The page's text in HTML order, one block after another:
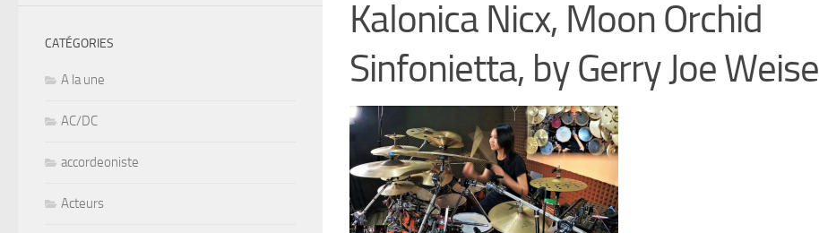
Kalonica Nicx, Moon Orchid
Sinfonietta, by Gerry Joe Weise
CATÉGORIES
A la une
AC/DC
accordeoniste
Acteurs